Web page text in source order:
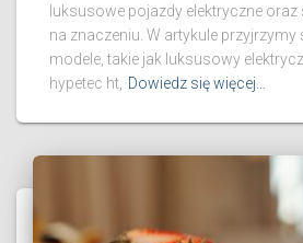
luksusowe pojazdy elektryczne
na znaczeniu. W artykule
modele, takie jak luksusowy
hypetec ht, Dowiedz się więcej…